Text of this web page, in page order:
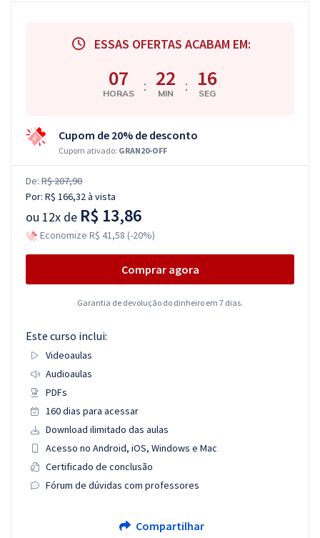
ESSAS OFERTAS ACABAM EM:
07
HORAS : 22
MIN : 16
SEG
Cupom de 20% de desconto
Cupom ativado: GRAN20-OFF
De: R$ 207,90
Por: R$ 166,32à vista
ou 12x de R$ 13,86
Economize R$ 41,58 (-20%)
Comprar agora
Garantia de devolução do dinheiro em 7 dias.
Este curso inclui:
Videoaulas
Audioaulas
PDFs
160 dias para acessar
Download ilimitado das aulas
Acesso no Android, iOS, Windows e Mac
Certificado de conclusão
Fórum de dúvidas com professores
Compartilhar